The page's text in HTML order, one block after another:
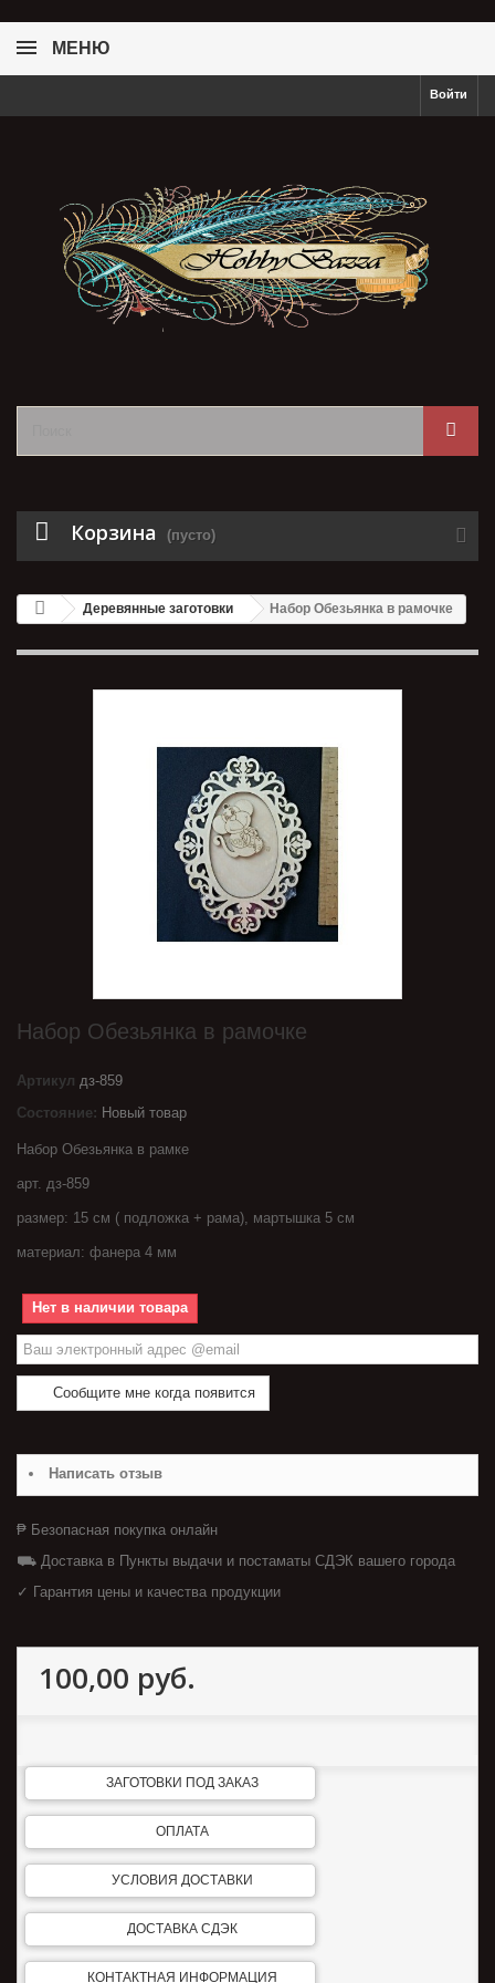
МЕНЮ
Войти
Корзина (пусто)
Деревянные заготовки Набор Обезьянка в рамочке
Набор Обезьянка в рамочке
Артикул дз-859
Состояние: Новый товар
Набор Обезьянка в рамке
арт. дз-859
размер: 15 см ( подложка + рама), мартышка 5 см
материал: фанера 4 мм
Нет в наличии товара
Сообщите мне когда появится
Написать отзыв
₱ Безопасная покупка онлайн
⛟ Доставка в Пункты выдачи и постаматы СДЭК вашего города
✓ Гарантия цены и качества продукции
100,00 руб.
ЗАГОТОВКИ ПОД ЗАКАЗ
ОПЛАТА
УСЛОВИЯ ДОСТАВКИ
ДОСТАВКА СДЭК
КОНТАКТНАЯ ИНФОРМАЦИЯ